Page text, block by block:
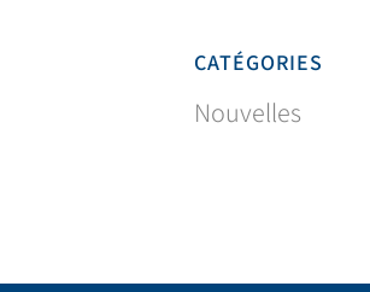
CATÉGORIES
Nouvelles